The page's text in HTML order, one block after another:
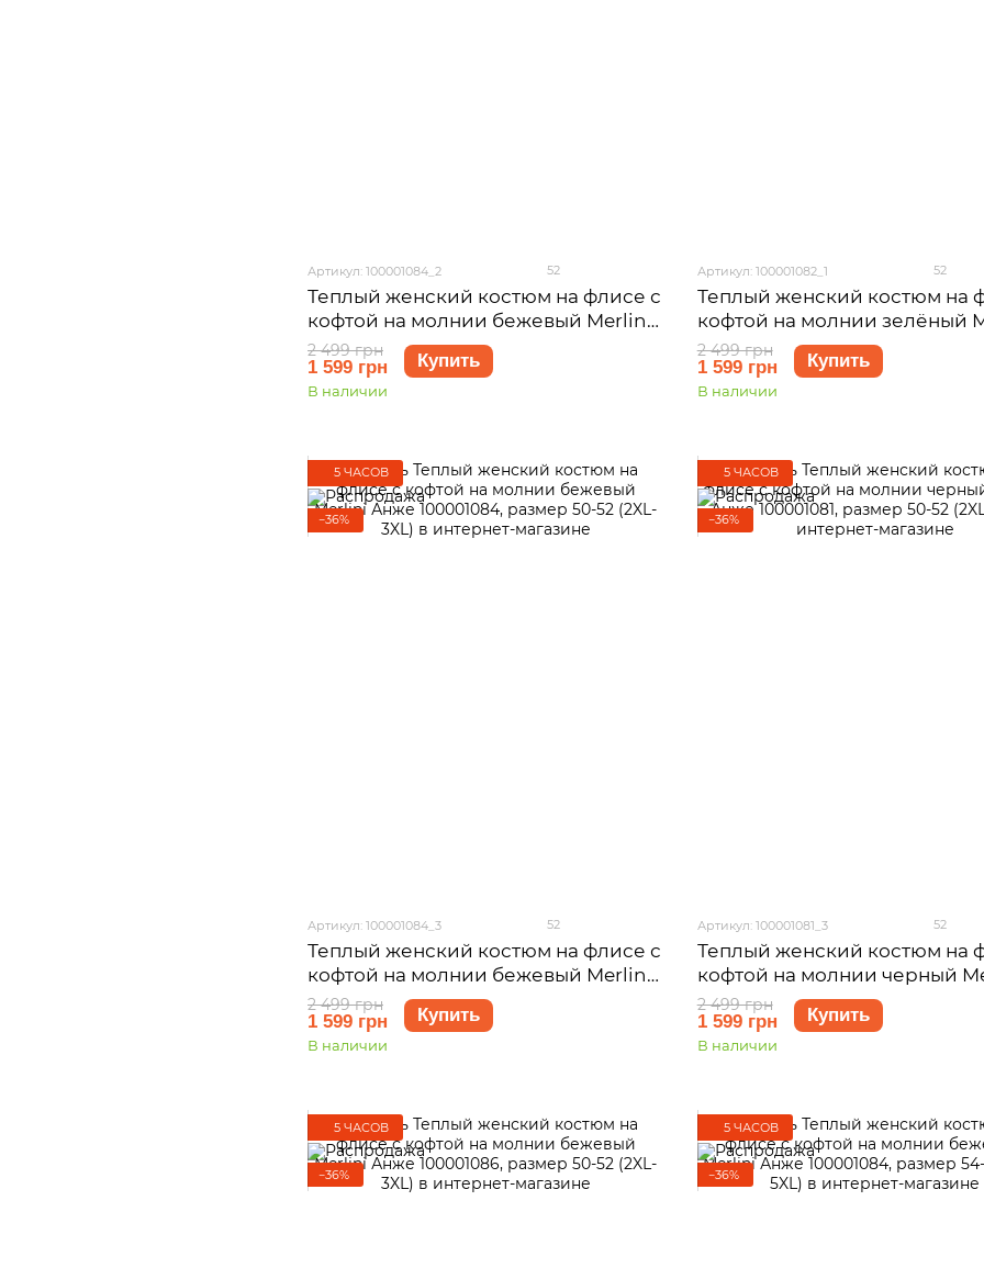
Артикул: 100001084_2 52
Теплый женский костюм на флисе с
кофтой на молнии бежевый Merlini
Анже 100001084, размер 46-48 (L-
XL)
2 499 грн
1 599 грн Купить
В наличии
Артикул: 100001082_1 52
Теплый женский костюм на
кофтой на молнии зелёный
Анже 100001082, размер 42-
2 499 грн
1 599 грн Купить
В наличии
5 ЧАСОВ
−36%
Артикул: 100001084_3 52
Теплый женский костюм на флисе с
кофтой на молнии бежевый Merlini
Анже 100001084, размер 50-52 (2XL-
3XL)
2 499 грн
1 599 грн Купить
В наличии
5 ЧАСОВ
−36%
Артикул: 100001081_3 52
Теплый женский костюм на
кофтой на молнии черный
Анже 100001081, размер 50-52
3XL)
2 499 грн
1 599 грн Купить
В наличии
5 ЧАСОВ
−36%
5 ЧАСОВ
−36%